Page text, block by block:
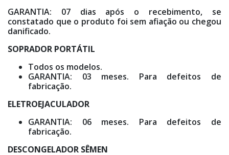
GARANTIA: 07 dias após o recebimento, se
constatado que o produto foi sem afiação ou chegou
danificado.
SOPRADOR PORTÁTIL
Todos os modelos.
GARANTIA: 03 meses. Para defeitos de
fabricação.
ELETROEJACULADOR
GARANTIA: 06 meses. Para defeitos de
fabricação.
DESCONGELADOR SÊMEN